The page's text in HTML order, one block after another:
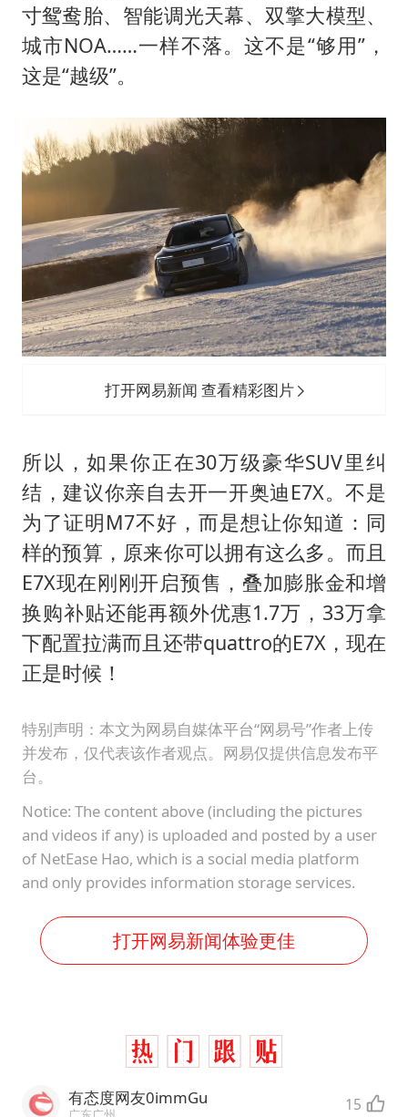
寸鸳鸯胎、智能调光天幕、双擎大模型、
城市NOA……一样不落。这不是“够用”，
这是“越级”。
打开网易新闻 查看精彩图片
所以，如果你正在30万级豪华SUV里纠
结，建议你亲自去开一开奥迪E7X。不是
为了证明M7不好，而是想让你知道：同
样的预算，原来你可以拥有这么多。而且
E7X现在刚刚开启预售，叠加膨胀金和增
换购补贴还能再额外优惠1.7万，33万拿
下配置拉满而且还带quattro的E7X，现在
正是时候！
特别声明：本文为网易自媒体平台“网易号”作者上传
并发布，仅代表该作者观点。网易仅提供信息发布平
台。
Notice: The content above (including the pictures
and videos if any) is uploaded and posted by a user
of NetEase Hao, which is a social media platform
and only provides information storage services.
打开网易新闻体验更佳
有态度网友0immGu 15